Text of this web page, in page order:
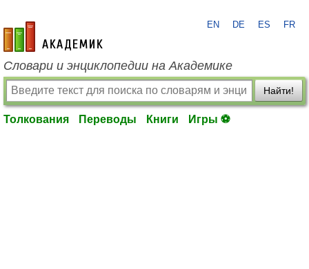
academic.ru
EN DE ES FR
Словари и энциклопедии на Академике
Найти!
Толкования Переводы Книги Игры ⚽